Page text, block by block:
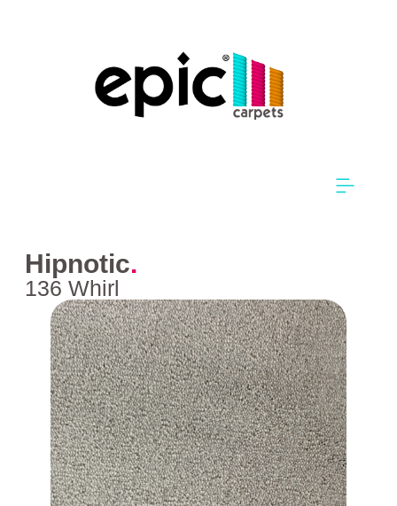
Hipnotic.
136 Whirl